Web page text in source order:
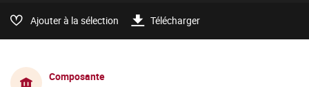
Ajouter à la sélection Télécharger
Composante